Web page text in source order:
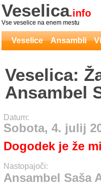
Veselica.info
Vse veselice na enem mestu
Veselice Ansambli
Veselica:
Ansambel
Datum:
Sobota, 4. julij
Dogodek je že
Nastopajoči:
Ansambel Saša